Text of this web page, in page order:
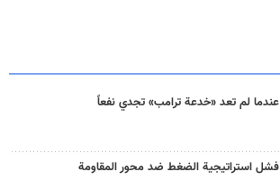
عندما لم تعد «خدعة ترامب» تجدي نفعاً
فشل استراتيجية الضغط ضد محور المقاومة